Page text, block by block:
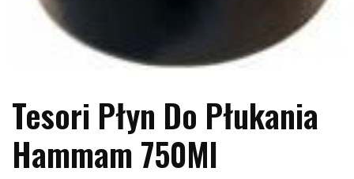
Tesori Płyn Do Płukania
Hammam 750Ml